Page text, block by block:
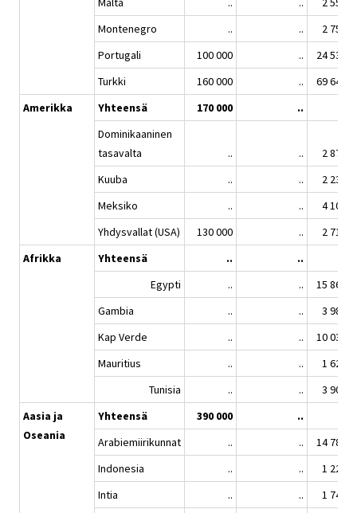
Montenegro
.. ..
2 751
Portugali
100 000 ..
24 533
Turkki
160 000 ..
69 641
Amerikka
Yhteensä 170 000 ..
Dominikaaninen
tasavalta
.. ..
2 872
Kuuba
.. ..
2 236
Meksiko
.. ..
4 108
Yhdysvallat (USA)
130 000 ..
2 712
Afrikka
Yhteensä .. ..
Egypti
.. ..
15 864
Gambia
.. ..
3 985
Kap Verde
.. ..
10 036
Mauritius
.. ..
1 627
Tunisia
.. ..
3 903
Aasia ja
Oseania
Yhteensä 390 000 ..
Arabiemiirikunnat
.. ..
14 789
Indonesia
.. ..
1 229
Intia
.. ..
1 748